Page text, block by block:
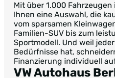
Mit über 1.000
Ihnen eine Auswahl, die
vom sparsamen
Familien-SUV bis zum
Sportmodell. Und weil
Bedürfnisse hat,
Finanzierung individuell
VW Autohaus